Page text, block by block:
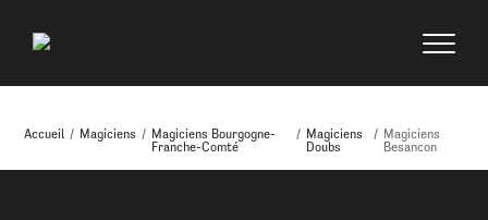
Accueil / Magiciens / Magiciens Bourgogne-
Franche-Comté
/ Magiciens
Doubs
/ Magiciens
Besancon